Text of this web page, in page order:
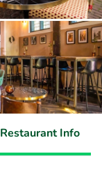
Restaurant Info